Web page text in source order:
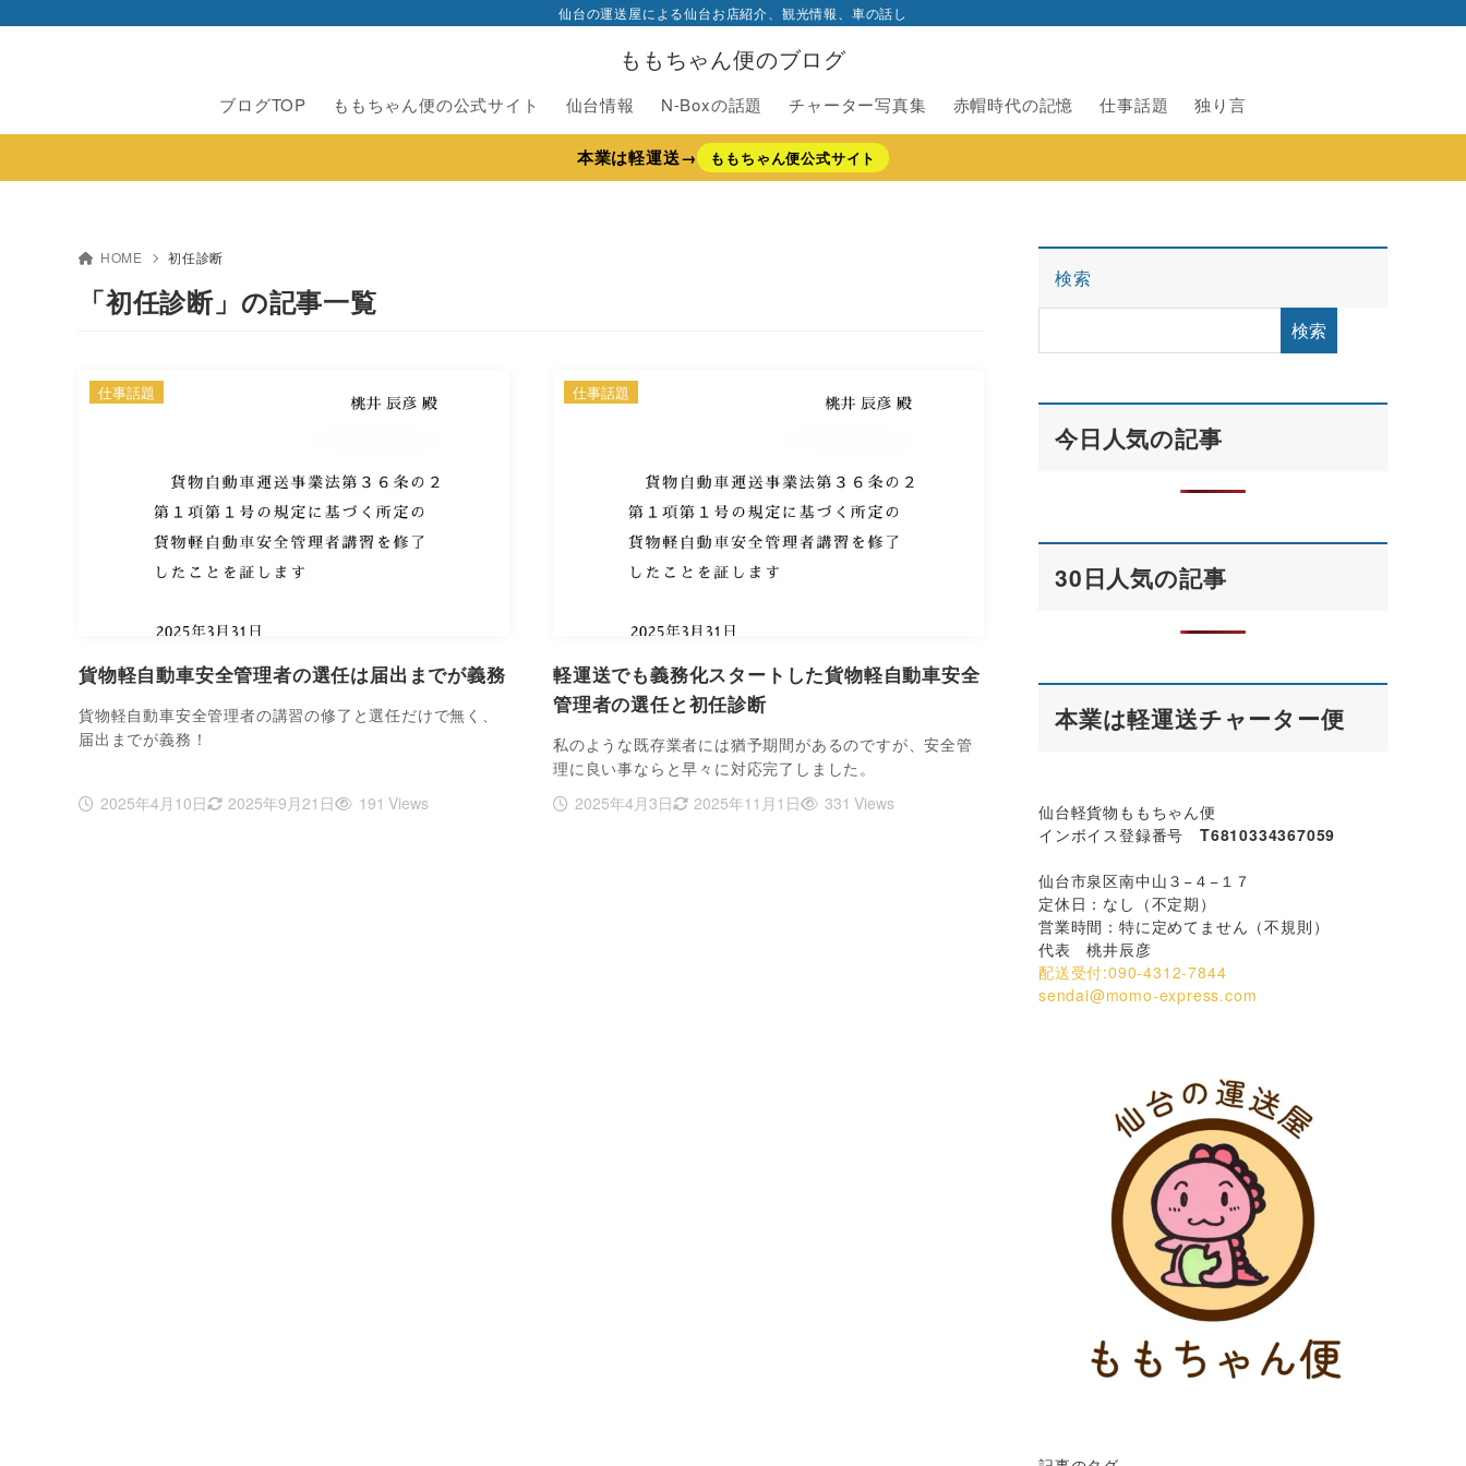
ももちゃん便のブログ
仙台の運送屋による仙台お店紹介、観光情報、車の話し
ブログTOP ももちゃん便の公式サイト 仙台情報 N-Boxの話題 チャーター写真集 赤帽時代の記憶 仕事話題 独り言
本業は軽運送→ ももちゃん便公式サイト
HOME 初任診断
「初任診断」の記事一覧
貨物軽自動車安全管理者の選任は届出までが義務
貨物軽自動車安全管理者の講習の修了と選任だけで無く、
届出までが義務！
2025年4月10日 2025年9月21日
仕事話題
191 Views
軽運送でも義務化スタートした貨物軽自動車安全
管理者の選任と初任診断
私のような既存業者には猶予期間があるのですが、安全管
理に良い事ならと早々に対応完了しました。
2025年4月3日
2025年11月1日
仕事話題
331 Views
検索
検索
今日人気の記事
30日人気の記事
本業は軽運送チャーター便
仙台軽貨物ももちゃん便
インボイス登録番号 T6810334367059
仙台市泉区南中山３−４−１７
定休日：なし（不定期）
営業時間：特に定めてません（不規則）
代表 桃井辰彦
配送受付:090-4312-7844
sendai@momo-express.com